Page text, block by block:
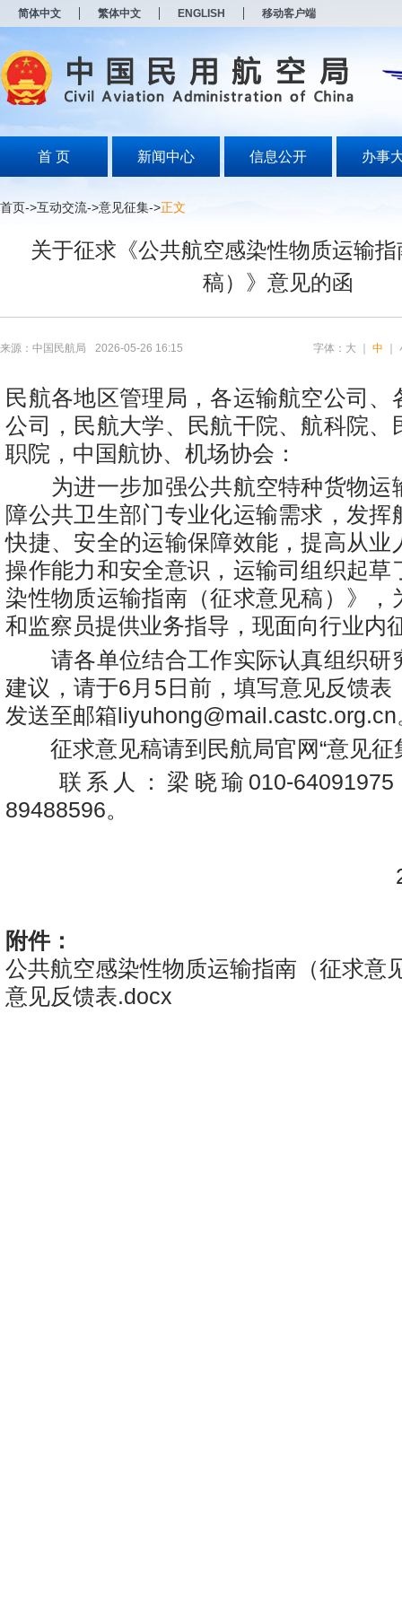
简体中文 繁体中文 ENGLISH 移动客户端
首 页 新闻中心 信息公开 办事
首页->互动交流->意见征集->正文
关于征求《公共航空感染性物质运输
稿）》意见的函
来源：中国民航局 2026-05-26 16:15 字体： 大 中
民航各地区管理局，各运输航空公司、
公司，民航大学、民航干院、航科院、
职院，中国航协、机场协会：
为进一步加强公共航空特种货物运
障公共卫生部门专业化运输需求，发挥
快捷、安全的运输保障效能，提高从业
操作能力和安全意识，运输司组织起草
染性物质运输指南（征求意见稿）》，
和监察员提供业务指导，现面向行业内
请各单位结合工作实际认真组织研
建议，请于6月5日前，填写意见反馈表
发送至邮箱liyuhong@mail.castc.org.cn
征求意见稿请到民航局官网“意见征
联系人：梁晓瑜010-64091975
89488596。
附件：
公共航空感染性物质运输指南（征求意
意见反馈表.docx
打
开
无
障
说
按
Alt
盲